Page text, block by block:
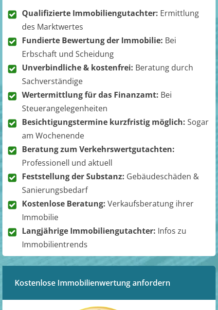
Qualifizierte Immobiliengutachter: Ermittlung
des Marktwertes
Fundierte Bewertung der Immobilie: Bei
Erbschaft und Scheidung
Unverbindliche & kostenfrei: Beratung durch
Sachverständige
Wertermittlung für das Finanzamt: Bei
Steuerangelegenheiten
Besichtigungstermine kurzfristig möglich: Sogar
am Wochenende
Beratung zum Verkehrswertgutachten:
Professionell und aktuell
Feststellung der Substanz: Gebäudeschäden &
Sanierungsbedarf
Kostenlose Beratung: Verkaufsberatung ihrer
Immobilie
Langjährige Immobiliengutachter: Infos zu
Immobilientrends
Kostenlose Immobilienwertung anfordern